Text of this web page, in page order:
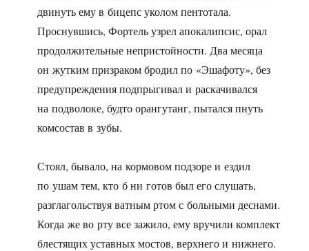
двинуть ему в бицепс уколом пентотала.
Проснувшись, Фортель узрел апокалипсис, орал
продолжительные непристойности. Два месяца
он жутким призраком бродил по «Эшафоту», без
предупреждения подпрыгивал и раскачивался
на подволоке, будто орангутанг, пытался пнуть
комсостав в зубы.
Стоял, бывало, на кормовом подзоре и ездил
по ушам тем, кто б ни готов был его слушать,
разглагольствуя ватным ртом с больными деснами.
Когда же во рту все зажило, ему вручили комплект
блестящих уставных мостов, верхнего и нижнего.